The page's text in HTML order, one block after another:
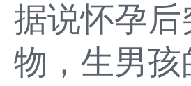
据说怀孕
物，生男